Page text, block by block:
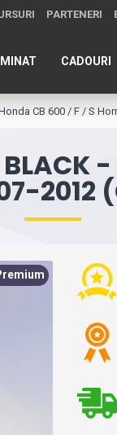
PARTENERI
CADOURI
CB 600 / F / S
2012